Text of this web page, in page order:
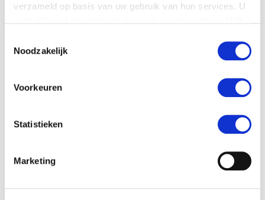
verzameld op basis van uw gebruik van hun services. U
Noodzakelijk
Voorkeuren
Statistieken
Marketing
Ta question